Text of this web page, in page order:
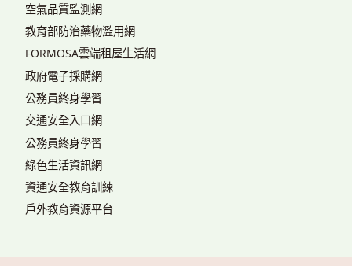
空氣品質監測網
教育部防治藥物濫用網
FORMOSA雲端租屋生活網
政府電子採購網
公務員終身學習
交通安全入口網
公務員終身學習
綠色生活資訊網
資通安全教育訓練
戶外教育資源平台